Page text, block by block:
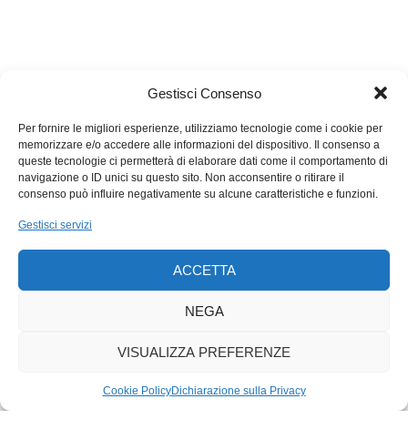
Gestisci Consenso
Per fornire le migliori esperienze, utilizziamo tecnologie come i cookie per
memorizzare e/o accedere alle informazioni del dispositivo. Il consenso a
queste tecnologie ci permetterà di elaborare dati come il comportamento di
navigazione o ID unici su questo sito. Non acconsentire o ritirare il
consenso può influire negativamente su alcune caratteristiche e funzioni.
Gestisci servizi
ACCETTA
NEGA
VISUALIZZA PREFERENZE
Cookie PolicyDichiarazione sulla Privacy